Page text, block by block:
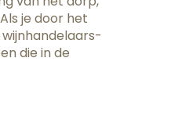
je door het
die in de